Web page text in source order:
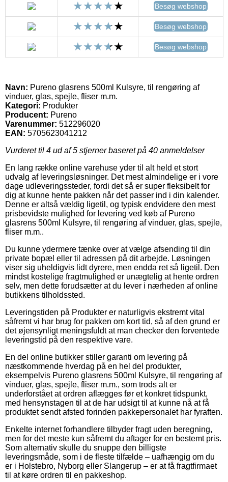
Besøg webshop
Besøg webshop
Besøg webshop
Navn: Pureno glasrens 500ml Kulsyre, til rengøring af
vinduer, glas, spejle, fliser m.m.
Kategori: Produkter
Producent: Pureno
Varenummer: 512296020
EAN: 5705623041212
Vurderet til 4 ud af 5 stjerner baseret på 40 anmeldelser
En lang række online varehuse yder til alt held et stort
udvalg af leveringsløsninger. Det mest almindelige er i vore
dage udleveringssteder, fordi det så er super fleksibelt for
dig at kunne hente pakken når det passer ind i din kalender.
Denne er altså vældig ligetil, og typisk endvidere den mest
prisbevidste mulighed for levering ved køb af Pureno
glasrens 500ml Kulsyre, til rengøring af vinduer, glas, spejle,
fliser m.m..
Du kunne ydermere tænke over at vælge afsending til din
private bopæl eller til adressen på dit arbejde. Løsningen
viser sig uheldigvis lidt dyrere, men endda ret så ligetil. Den
mindst kostelige fragtmulighed er unægtelig at hente ordren
selv, men dette forudsætter at du lever i nærheden af online
butikkens tilholdssted.
Leveringstiden på Produkter er naturligvis ekstremt vital
såfremt vi har brug for pakken om kort tid, så af den grund er
det øjensynligt meningsfuldt at man checker den forventede
leveringstid på den respektive vare.
En del online butikker stiller garanti om levering på
næstkommende hverdag på en hel del produkter,
eksempelvis Pureno glasrens 500ml Kulsyre, til rengøring af
vinduer, glas, spejle, fliser m.m., som trods alt er
underforstået at ordren aflægges før et konkret tidspunkt,
med hensynstagen til at de har udsigt til at kunne nå at få
produktet sendt afsted forinden pakkepersonalet har fyraften.
Enkelte internet forhandlere tilbyder fragt uden beregning,
men for det meste kun såfremt du aftager for en bestemt pris.
Som alternativ skulle du snuppe den billigste
leveringsmåde, som i de fleste tilfælde – uafhængig om du
er i Holstebro, Nyborg eller Slangerup – er at få fragtfirmaet
til at køre ordren til en pakkeshop.